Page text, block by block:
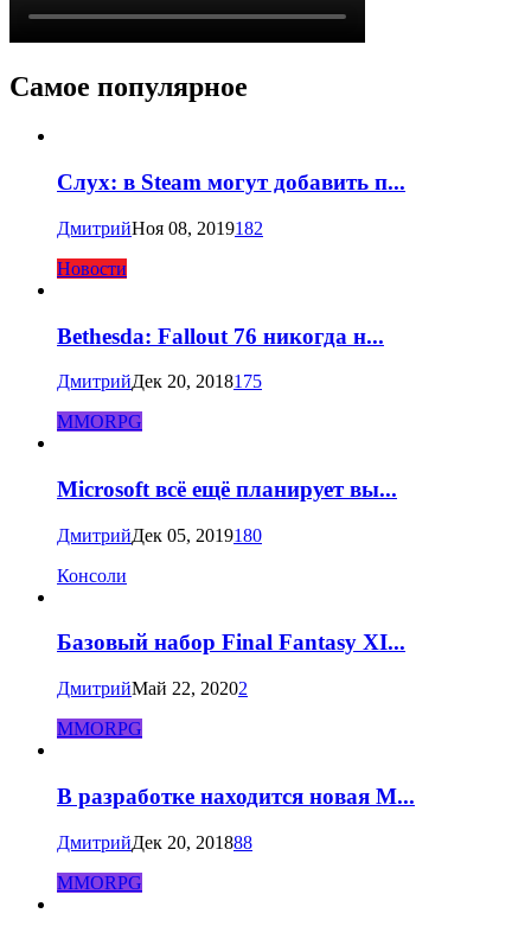
Самое популярное
Слух: в Steam могут добавить п...
ДмитрийНоя 08, 2019182
Новости
Bethesda: Fallout 76 никогда н...
ДмитрийДек 20, 2018175
MMORPG
Microsoft всё ещё планирует вы...
ДмитрийДек 05, 2019180
Консоли
Базовый набор Final Fantasy XI...
ДмитрийМай 22, 20202
MMORPG
В разработке находится новая M...
ДмитрийДек 20, 201888
MMORPG